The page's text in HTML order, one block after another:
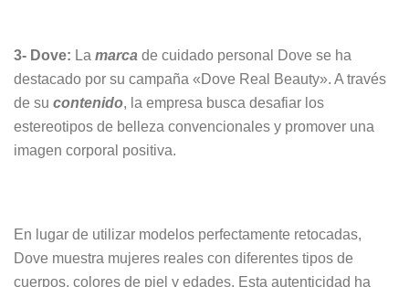
3- Dove: La marca de cuidado personal Dove se ha
destacado por su campaña «Dove Real Beauty». A través
de su contenido, la empresa busca desafiar los
estereotipos de belleza convencionales y promover una
imagen corporal positiva.
En lugar de utilizar modelos perfectamente retocadas,
Dove muestra mujeres reales con diferentes tipos de
cuerpos, colores de piel y edades. Esta autenticidad ha